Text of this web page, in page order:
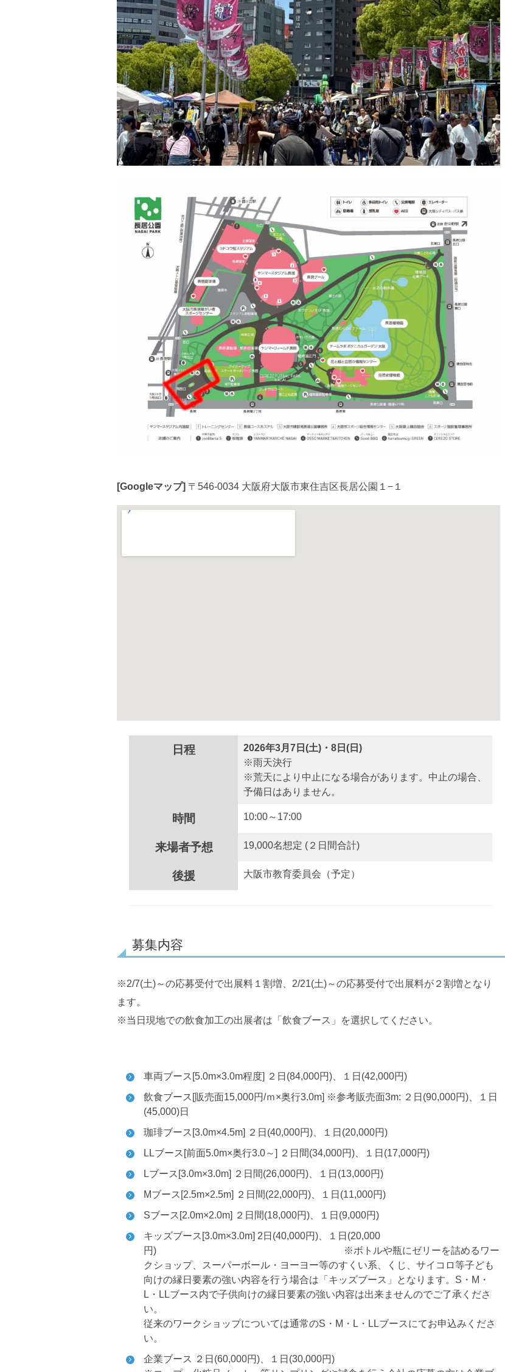
[Googleマップ] 〒546-0034 大阪府大阪市東住吉区長居公園１−１
日程
2026年3月7日(土)・8日(日)
※雨天決行
※荒天により中止になる場合があります。中止の場合、
予備日はありません。
時間 10:00～17:00
来場者予想 19,000名想定 (２日間合計)
後援 大阪市教育委員会（予定）
募集内容
※2/7(土)～の応募受付で出展料１割増、2/21(土)～の応募受付で出展料が２割増となり
ます。
※当日現地での飲食加工の出展者は「飲食ブース」を選択してください。
車両ブース[5.0m×3.0m程度] ２日(84,000円)、１日(42,000円)
飲食ブース[販売面15,000円/ｍ×奥行3.0m] ※参考販売面3m: ２日(90,000円)、１日
(45,000)日
珈琲ブース[3.0m×4.5m] ２日(40,000円)、１日(20,000円)
LLブース[前面5.0m×奥行3.0～] ２日間(34,000円)、１日(17,000円)
Lブース[3.0m×3.0m] ２日間(26,000円)、１日(13,000円)
Mブース[2.5m×2.5m] ２日間(22,000円)、１日(11,000円)
Sブース[2.0m×2.0m] ２日間(18,000円)、１日(9,000円)
キッズブース[3.0m×3.0m] 2日(40,000円)、１日(20,000
円) ※ボトルや瓶にゼリーを詰めるワー
クショップ、スーパーボール・ヨーヨー等のすくい系、くじ、サイコロ等子ども
向けの縁日要素の強い内容を行う場合は「キッズブース」となります。S・M・
L・LLブース内で子供向けの縁日要素の強い内容は出来ませんのでご了承くださ
い。
従来のワークショップについては通常のS・M・L・LLブースにてお申込みくださ
い。
企業ブース ２日(60,000円)、１日(30,000円)